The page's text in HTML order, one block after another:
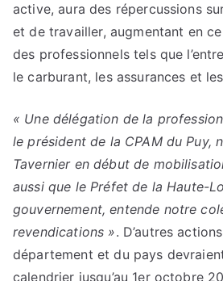
active, aura des répercussions
et de travailler, augmentant en
des professionnels tels que
le carburant, les assurances et
« Une délégation de la
le président de la CPAM du Puy,
Tavernier en début de
aussi que le Préfet de la Haute-
gouvernement, entende notre
revendications ». D’autres
département et du pays
calendrier jusqu’au 1er octobre